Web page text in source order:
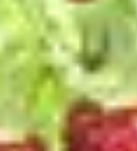
Plantes et ÉcologieChoix des Plantes